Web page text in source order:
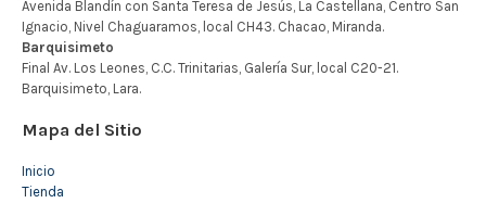
Mapa del Sitio
Inicio
Tienda